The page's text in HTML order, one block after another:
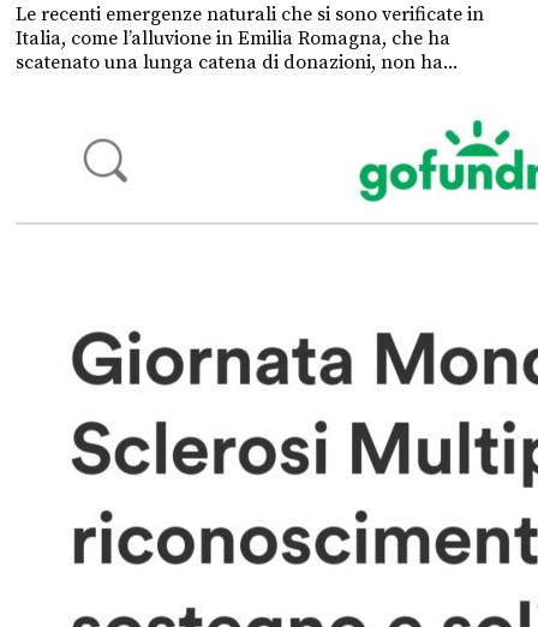
Le recenti emergenze naturali che si sono verificate in
Italia, come l’alluvione in Emilia Romagna, che ha
scatenato una lunga catena di donazioni, non ha...